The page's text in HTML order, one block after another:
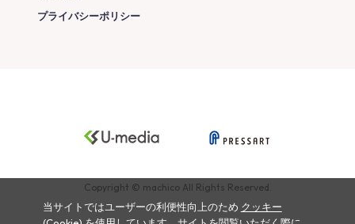
プライバシーポリシー
Copyright © machico All Rights Reserved.
当サイトではユーザーの利便性向上のため クッキー